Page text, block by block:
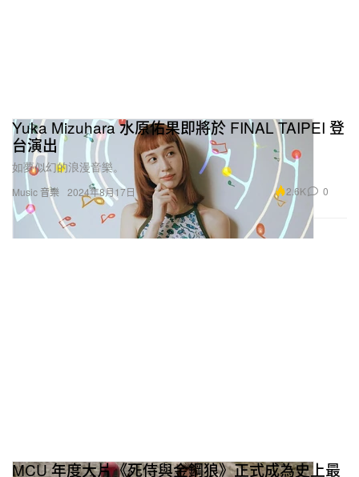
Music 音樂
Yuka Mizuhara 水原佑果即將於 FINAL TAIPEI 登
台演出
如夢似幻的浪漫音樂。
2024年8月17日 2.6K 0
MCU 年度大片《死侍與金鋼狼》正式成為史上最